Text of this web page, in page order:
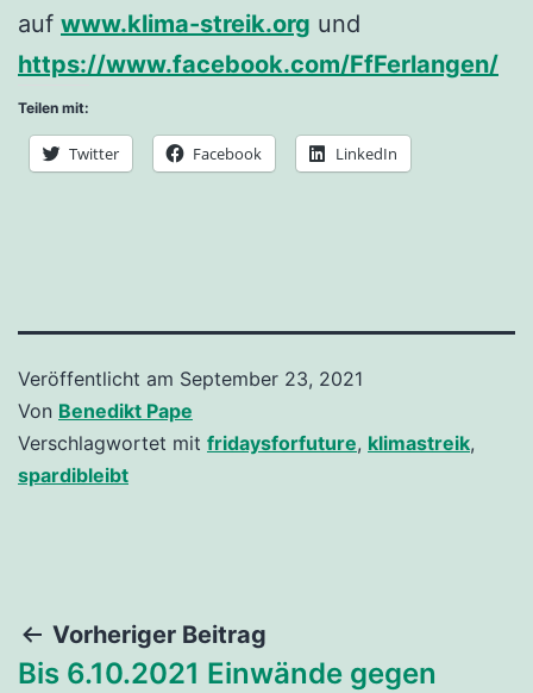
auf www.klima-streik.org und
https://www.facebook.com/FfFerlangen/
Teilen mit:
Twitter Facebook LinkedIn
Veröffentlicht am September 23, 2021
Von Benedikt Pape
Kategorisiert
als
2021
Verschlagwortet mit fridaysforfuture, klimastreik,
spardibleibt
Beitragsnavigation
Vorheriger Beitrag
Bis 6.10.2021 Einwände gegen